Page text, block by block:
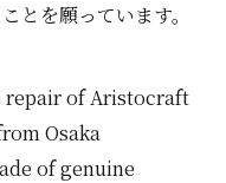
とを願っています。
repair of Aristocraft
Osaka
of genuine